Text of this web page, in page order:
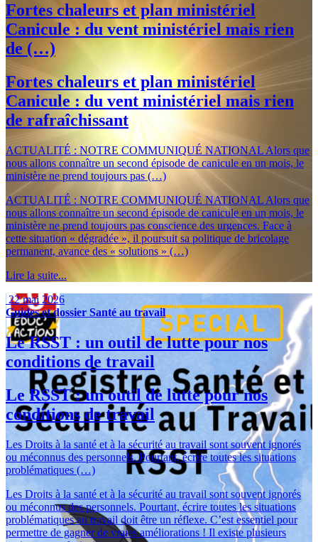
Fortes chaleurs et plan ministériel
Canicule : du vent ministériel mais rien
de (…)
Fortes chaleurs et plan ministériel
Canicule : du vent ministériel mais rien
de rafraîchissant
ACTUALITÉ : NOTRE COMMUNIQUÉ NATIONAL Alors que
nous allons connaître un second épisode de canicule en un mois, le
ministère ne prend toujours pas (…)
ACTUALITÉ : NOTRE COMMUNIQUÉ NATIONAL Alors que
nous allons connaître un second épisode de canicule en un mois, le
ministère ne prend toujours pas conscience des urgences. Face à
cette situation « dégradée », il poursuit sa politique de bricolage
permanent, avance des « solutions » (…)
Lire la suite...
22 mai 2026
Guides et dossier Santé au travail
Le RSST : un outil de lutte pour nos
conditions de travail
Le RSST : un outil de lutte pour nos
conditions de travail
Les Droits à la santé et à la sécurité au travail sont souvent ignorés
ou méconnus des personnels. Pourtant, écrire toutes les situations
problématiques (…)
Les Droits à la santé et à la sécurité au travail sont souvent ignorés
ou méconnus des personnels. Pourtant, écrire toutes les situations
problématiques au travail doit être un réflexe. C’est essentiel pour
permettre de gagner de vraies améliorations ! Il existe plusieurs